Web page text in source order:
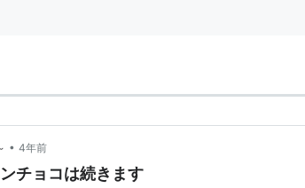
• 4年前
チョコは続きます